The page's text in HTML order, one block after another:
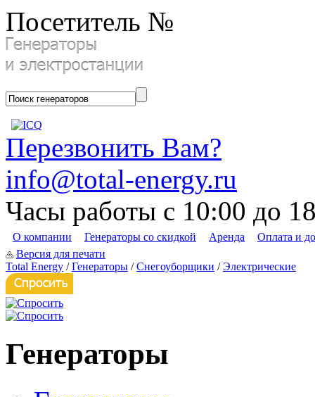
Посетитель №
Перезвонить Вам?
info@total-energy.ru
Часы работы с 10:00 до
О компании Генераторы со скидкой Аренда
Оплата и
Версия для печати
Total Energy /Генераторы /Снегоуборщики /Электрические
Генераторы